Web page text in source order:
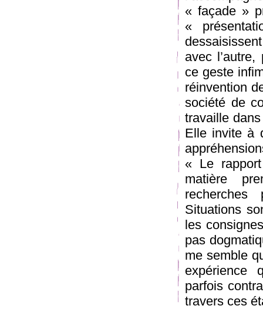
« façade »
«
avec
ce geste
réinvention
société de
travaille
Elle invite à
« Le
matière
Situations
les
pas
me semble
expérience
parfois
travers ces